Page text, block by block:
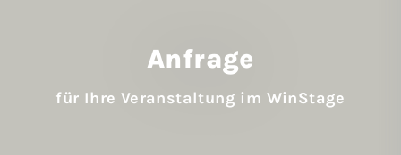
Anfrage
für Ihre Veranstaltung im WinStage